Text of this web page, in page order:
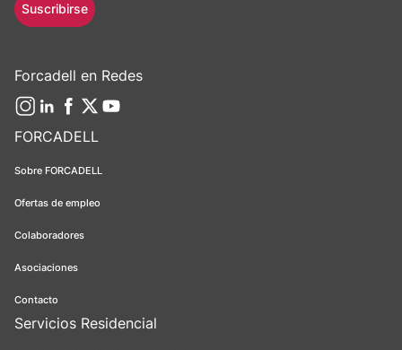
FORCADELL
Sobre FORCADELL
Ofertas de empleo
Colaboradores
Asociaciones
Contacto
Servicios Residencial
Suscribirse
Forcadell en Redes